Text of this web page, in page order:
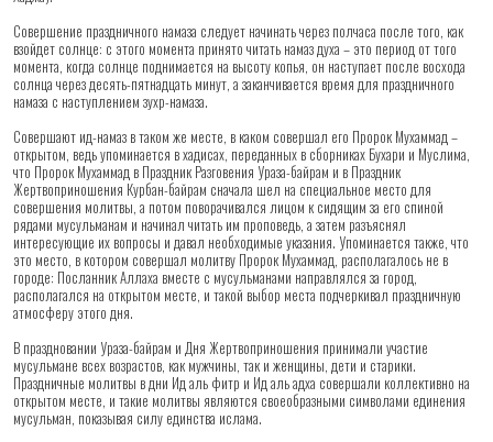
Совершение праздничного намаза следует начинать через полчаса после того, как
взойдет солнце: с этого момента принято читать намаз духа – это период от того
момента, когда солнце поднимается на высоту копья, он наступает после восхода
солнца через десять-пятнадцать минут, а заканчивается время для праздничного
намаза с наступлением зухр-намаза.
Совершают ид-намаз в таком же месте, в каком совершал его Пророк Мухаммад –
открытом, ведь упоминается в хадисах, переданных в сборниках Бухари и Муслима,
что Пророк Мухаммад в Праздник Разговения Ураза-байрам и в Праздник
Жертвоприношения Курбан-байрам сначала шел на специальное место для
совершения молитвы, а потом поворачивался лицом к сидящим за его спиной
рядами мусульманам и начинал читать им проповедь, а затем разъяснял
интересующие их вопросы и давал необходимые указания. Упоминается также, что
это место, в котором совершал молитву Пророк Мухаммад, располагалось не в
городе: Посланник Аллаха вместе с мусульманами направлялся за город,
располагался на открытом месте, и такой выбор места подчеркивал праздничную
атмосферу этого дня.
В праздновании Ураза-байрам и Дня Жертвоприношения принимали участие
мусульмане всех возрастов, как мужчины, так и женщины, дети и старики.
Праздничные молитвы в дни Ид аль фитр и Ид аль адха совершали коллективно на
открытом месте, и такие молитвы являются своеобразными символами единения
мусульман, показывая силу единства ислама.